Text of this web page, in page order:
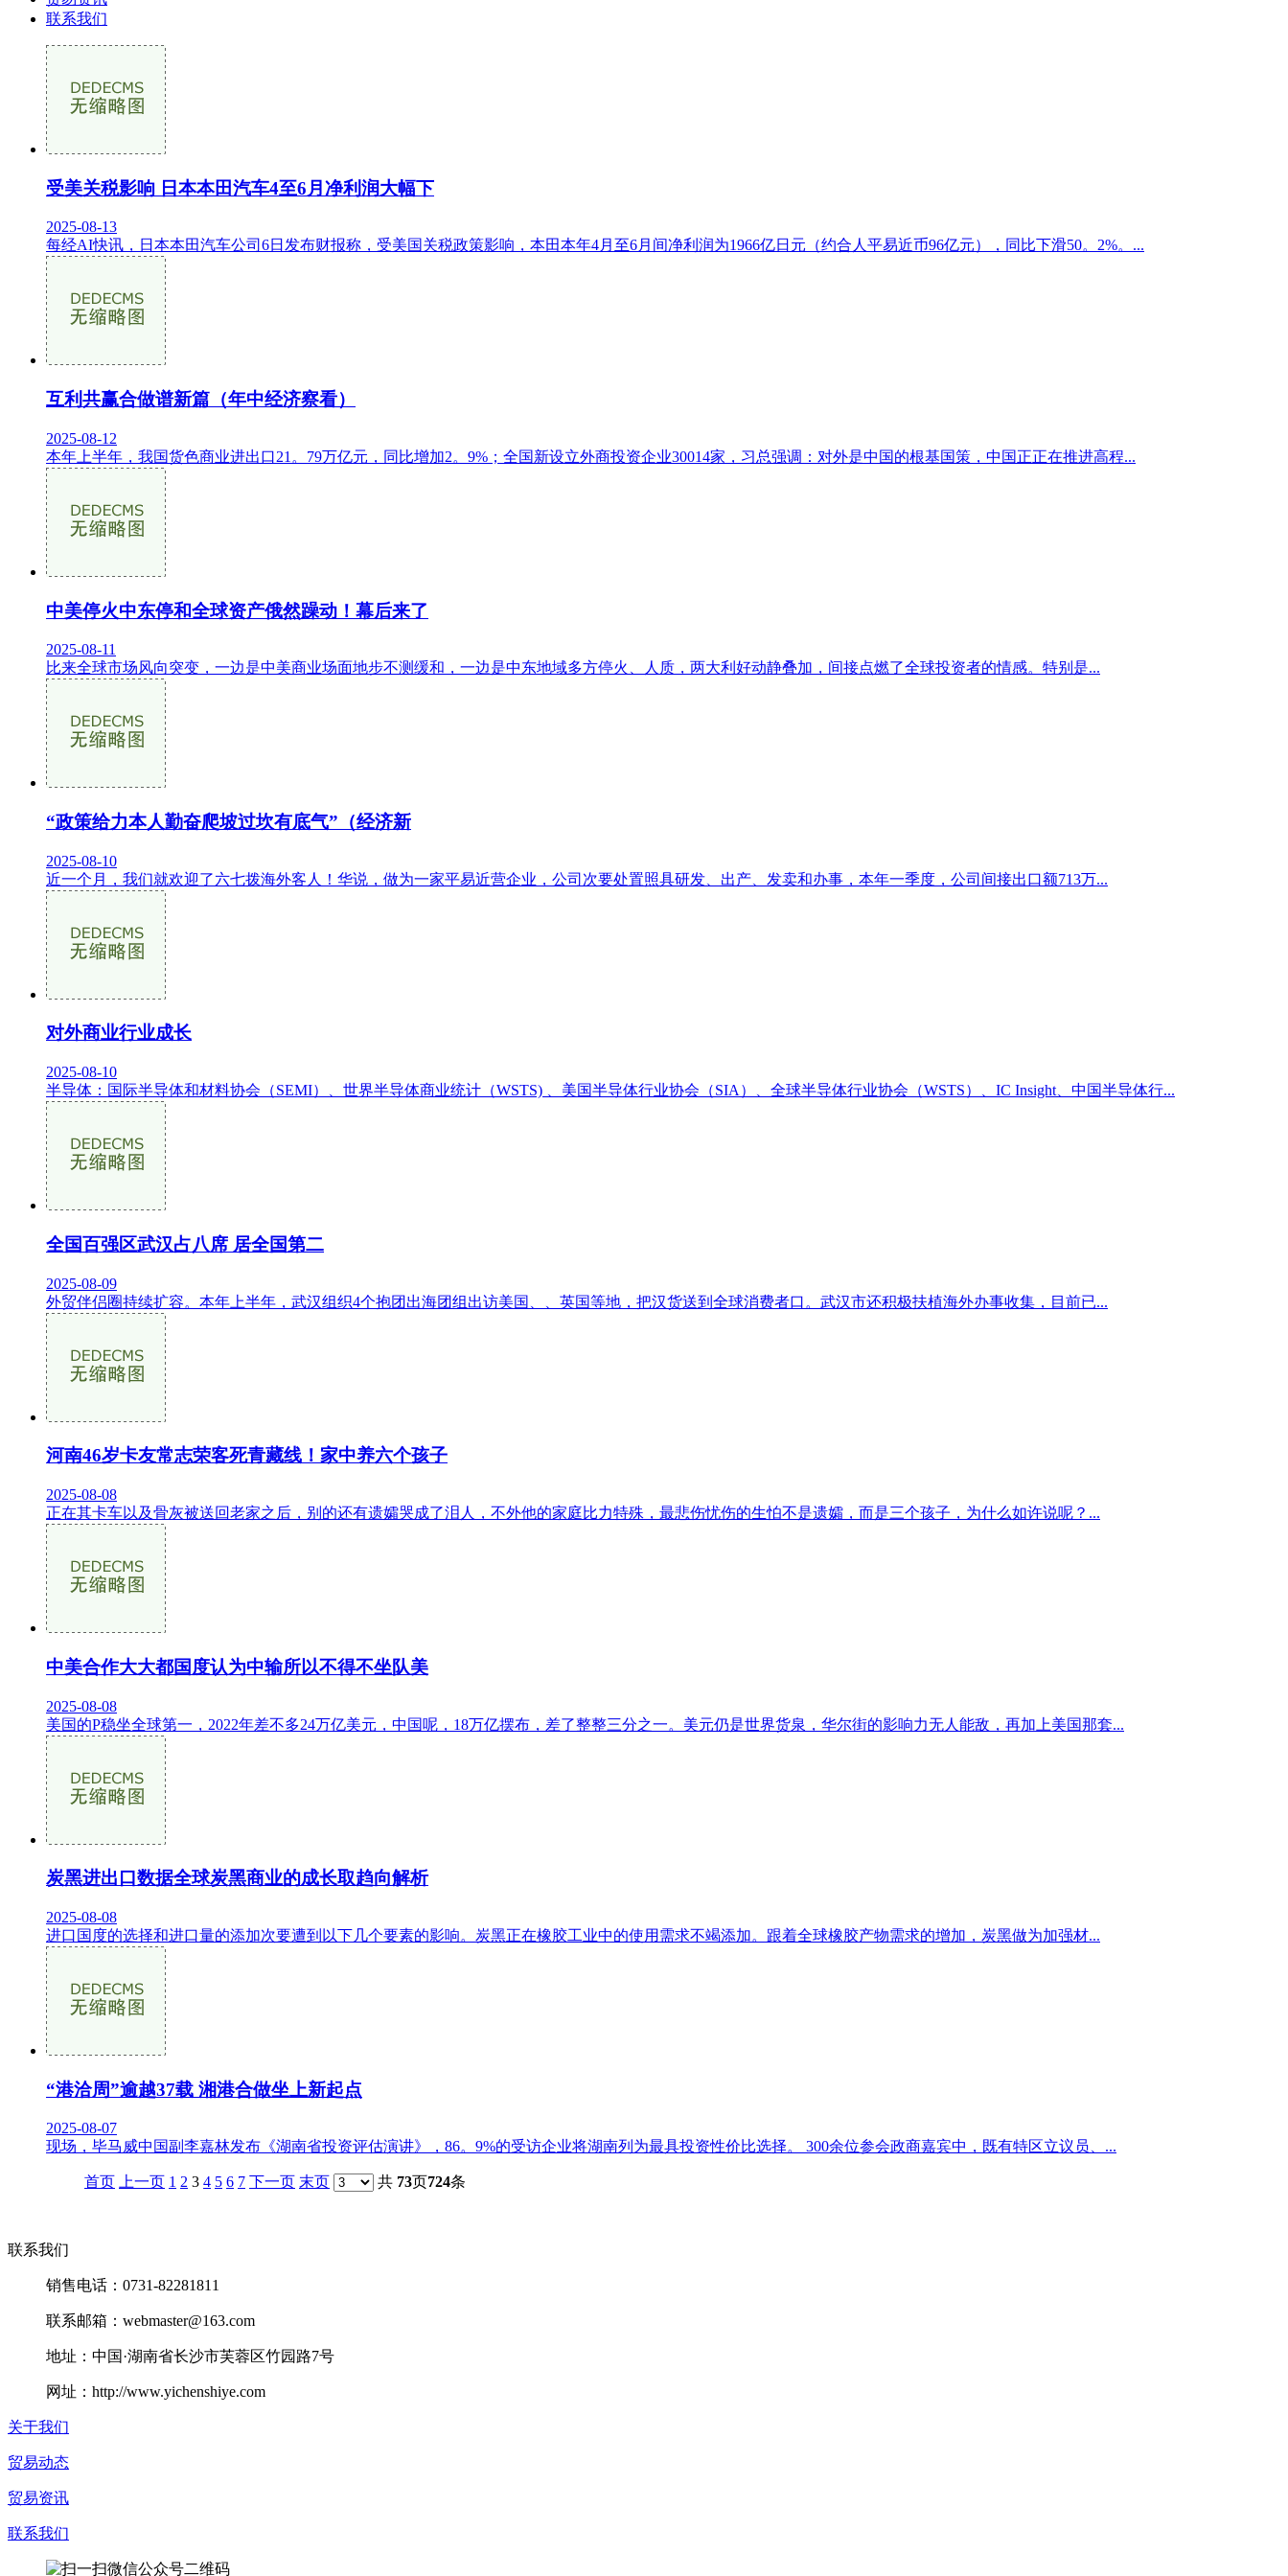
联系我们
受美关税影响 日本本田汽车4至6月净利润大幅下
2025-08-13
每经AI快讯，日本本田汽车公司6日发布财报称，受美国关税政策影响，本田本年4月至6月间净利润为1966亿日元（约合人平易近币96亿元），同比下滑50。2%。...
互利共赢合做谱新篇（年中经济察看）
2025-08-12
本年上半年，我国货色商业进出口21。79万亿元，同比增加2。9%；全国新设立外商投资企业30014家，习总强调：对外是中国的根基国策，中国正正在推进高程...
中美停火中东停和全球资产俄然躁动！幕后来了
2025-08-11
比来全球市场风向突变，一边是中美商业场面地步不测缓和，一边是中东地域多方停火、人质，两大利好动静叠加，间接点燃了全球投资者的情感。特别是...
“政策给力本人勤奋爬坡过坎有底气”（经济新
2025-08-10
近一个月，我们就欢迎了六七拨海外客人！华说，做为一家平易近营企业，公司次要处置照具研发、出产、发卖和办事，本年一季度，公司间接出口额713万...
对外商业行业成长
2025-08-10
半导体：国际半导体和材料协会（SEMI）、世界半导体商业统计（WSTS) 、美国半导体行业协会（SIA）、全球半导体行业协会（WSTS）、IC Insight、中国半导体行...
全国百强区武汉占八席 居全国第二
2025-08-09
外贸伴侣圈持续扩容。本年上半年，武汉组织4个抱团出海团组出访美国、、英国等地，把汉货送到全球消费者口。武汉市还积极扶植海外办事收集，目前已...
河南46岁卡友常志荣客死青藏线！家中养六个孩子
2025-08-08
正在其卡车以及骨灰被送回老家之后，别的还有遗孀哭成了泪人，不外他的家庭比力特殊，最悲伤忧伤的生怕不是遗孀，而是三个孩子，为什么如许说呢？...
中美合作大大都国度认为中输所以不得不坐队美
2025-08-08
美国的P稳坐全球第一，2022年差不多24万亿美元，中国呢，18万亿摆布，差了整整三分之一。美元仍是世界货泉，华尔街的影响力无人能敌，再加上美国那套...
炭黑进出口数据全球炭黑商业的成长取趋向解析
2025-08-08
进口国度的选择和进口量的添加次要遭到以下几个要素的影响。炭黑正在橡胶工业中的使用需求不竭添加。跟着全球橡胶产物需求的增加，炭黑做为加强材...
“港洽周”逾越37载 湘港合做坐上新起点
2025-08-07
现场，毕马威中国副李嘉林发布《湖南省投资评估演讲》，86。9%的受访企业将湖南列为最具投资性价比选择。 300余位参会政商嘉宾中，既有特区立议员、...
首页 上一页 1 2 3 4 5 6 7 下一页 末页 共 73页724条
联系我们
销售电话：0731-82281811
联系邮箱：webmaster@163.com
地址：中国·湖南省长沙市芙蓉区竹园路7号
网址：http://www.yichenshiye.com
关于我们
贸易动态
贸易资讯
联系我们